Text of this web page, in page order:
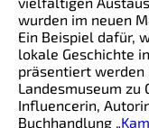
wurden im neuen
Ein Beispiel dafür,
lokale Geschichte
präsentiert werden
Landesmuseum zu
Influencerin,
Buchhandlung „